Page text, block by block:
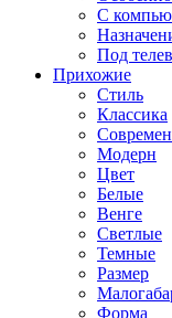
С
Под
Прихожие
Стиль
Классика
Модерн
Цвет
Белые
Венге
Светлые
Темные
Размер
Форма